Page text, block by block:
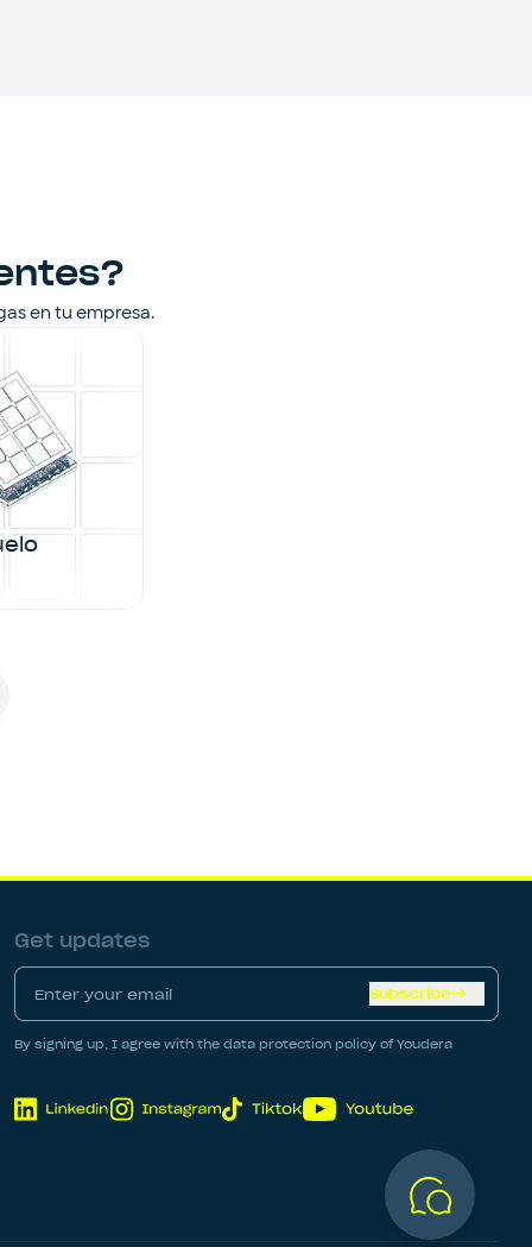
en tu empresa.
Get updates
Subscribe
By signing up, I agree with the data protection policy of Youdera